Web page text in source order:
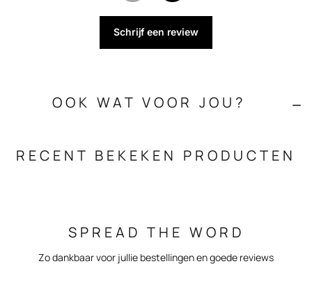
Schrijf een review
OOK WAT VOOR JOU?
RECENT BEKEKEN PRODUCTEN
SPREAD THE WORD
Zo dankbaar voor jullie bestellingen en goede reviews